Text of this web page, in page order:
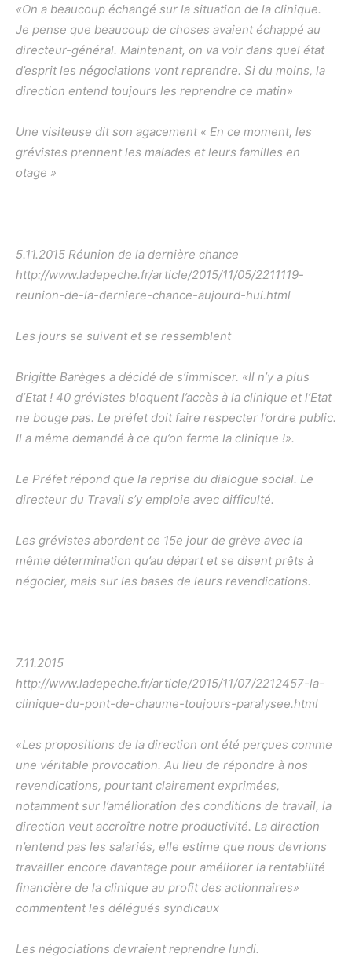
«On a beaucoup échangé sur la situation de la clinique.
Je pense que beaucoup de choses avaient échappé au
directeur-général. Maintenant, on va voir dans quel état
d’esprit les négociations vont reprendre. Si du moins, la
direction entend toujours les reprendre ce matin»
Une visiteuse dit son agacement « En ce moment, les
grévistes prennent les malades et leurs familles en
otage »
5.11.2015 Réunion de la dernière chance
http://www.ladepeche.fr/article/2015/11/05/2211119-
reunion-de-la-derniere-chance-aujourd-hui.html
Les jours se suivent et se ressemblent
Brigitte Barèges a décidé de s’immiscer. «Il n’y a plus
d’Etat ! 40 grévistes bloquent l’accès à la clinique et l’Etat
ne bouge pas. Le préfet doit faire respecter l’ordre public.
Il a même demandé à ce qu’on ferme la clinique !».
Le Préfet répond que la reprise du dialogue social. Le
directeur du Travail s’y emploie avec difficulté.
Les grévistes abordent ce 15e jour de grève avec la
même détermination qu’au départ et se disent prêts à
négocier, mais sur les bases de leurs revendications.
7.11.2015
http://www.ladepeche.fr/article/2015/11/07/2212457-la-
clinique-du-pont-de-chaume-toujours-paralysee.html
«Les propositions de la direction ont été perçues comme
une véritable provocation. Au lieu de répondre à nos
revendications, pourtant clairement exprimées,
notamment sur l’amélioration des conditions de travail, la
direction veut accroître notre productivité. La direction
n’entend pas les salariés, elle estime que nous devrions
travailler encore davantage pour améliorer la rentabilité
financière de la clinique au profit des actionnaires»
commentent les délégués syndicaux
Les négociations devraient reprendre lundi.